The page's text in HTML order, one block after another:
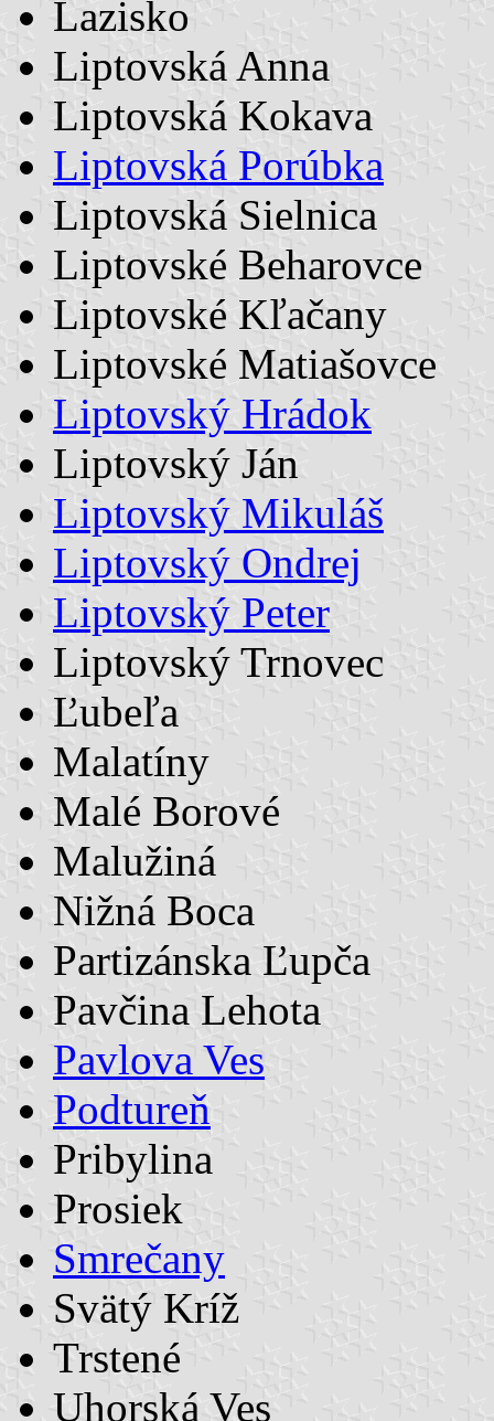
Lazisko
Liptovská Anna
Liptovská Kokava
Liptovská Porúbka
Liptovská Sielnica
Liptovské Beharovce
Liptovské Kľačany
Liptovské Matiašovce
Liptovský Hrádok
Liptovský Ján
Liptovský Mikuláš
Liptovský Ondrej
Liptovský Peter
Liptovský Trnovec
Ľubeľa
Malatíny
Malé Borové
Malužiná
Nižná Boca
Partizánska Ľupča
Pavčina Lehota
Pavlova Ves
Podtureň
Pribylina
Prosiek
Smrečany
Svätý Kríž
Trstené
Uhorská Ves